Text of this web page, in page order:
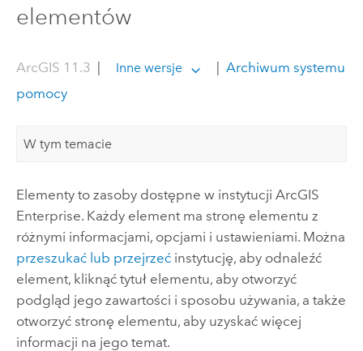
elementów
ArcGIS 11.3 Inne wersje
Archiwum systemu
pomocy
W tym temacie
Elementy to zasoby dostępne w instytucji ArcGIS
Enterprise. Każdy element ma stronę elementu z
różnymi informacjami, opcjami i ustawieniami. Można
przeszukać lub przejrzećinstytucję, aby odnaleźć
element, kliknąć tytuł elementu, aby otworzyć
podgląd jego zawartości i sposobu używania, a także
otworzyć stronę elementu, aby uzyskać więcej
informacji na jego temat.